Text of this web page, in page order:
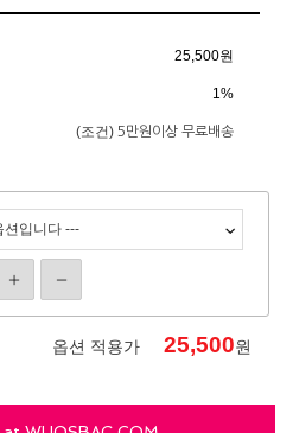
25,500원
1%
(조건) 5만원이상 무료배송
옵션 적용가 25,500원